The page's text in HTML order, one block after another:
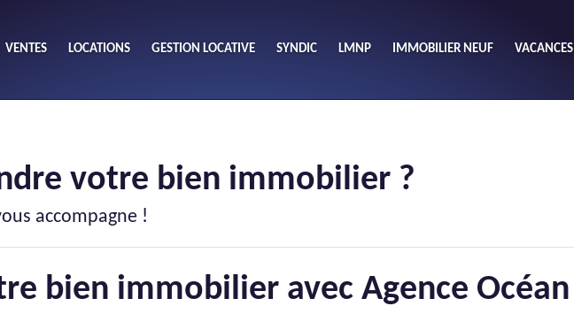
VENTES LOCATIONS GESTION LOCATIVE SYNDIC LMNP IMMOBILIER NEUF VACANCES
Nombre de chambres mini
votre bien immobilier ?
accompagne !
bien immobilier avec Agence Océan